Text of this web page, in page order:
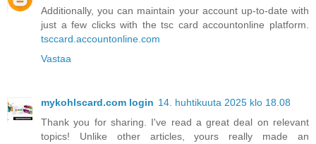
Additionally, you can maintain your account up-to-date with
just a few clicks with the tsc card accountonline platform.
tsccard.accountonline.com
Vastaa
mykohlscard.com login 14. huhtikuuta 2025 klo 18.08
Thank you for sharing. I've read a great deal on relevant
topics! Unlike other articles, yours really made an